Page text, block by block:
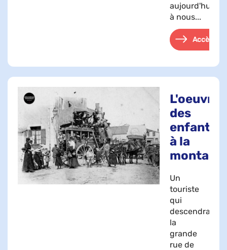
aujourd'hui
à nous...
Accès
L'oeuvre
des
enfants
à la
Un
touriste
qui
descendrait
la
grande
rue de